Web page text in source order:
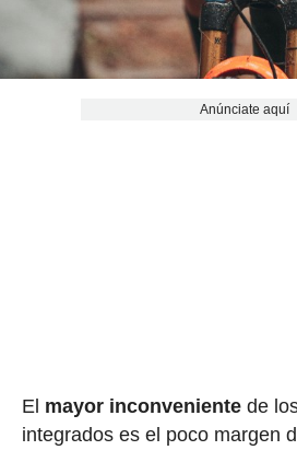
Anúnciate aquí
El mayor inconvenientede
integrados es el poco margen